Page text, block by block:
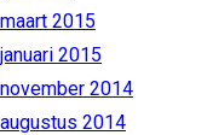
maart 2015
januari 2015
november 2014
augustus 2014